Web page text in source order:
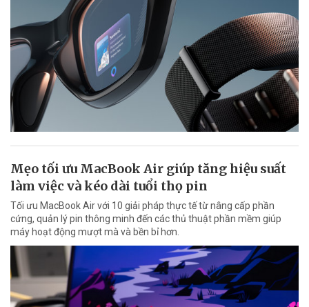
Mẹo tối ưu MacBook Air giúp tăng hiệu suất
làm việc và kéo dài tuổi thọ pin
Tối ưu MacBook Air với 10 giải pháp thực tế từ nâng cấp phần
cứng, quản lý pin thông minh đến các thủ thuật phần mềm giúp
máy hoạt động mượt mà và bền bỉ hơn.